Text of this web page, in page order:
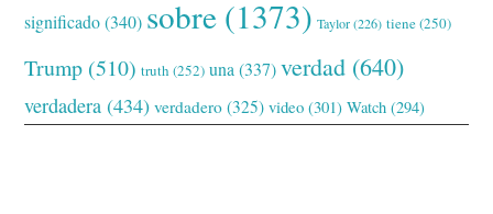
significado(340) sobre (1373) Taylor(226) tiene(250)
Trump (510) truth (252) una(337) verdad (640)
verdadera (434) verdadero (325) video (301) Watch (294)